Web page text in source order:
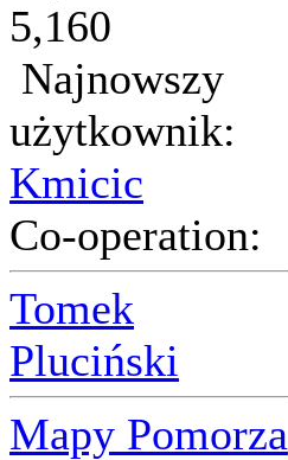
5,160
Najnowszy
użytkownik:
Kmicic
Co-operation:
Tomek
Pluciński
Mapy Pomorza